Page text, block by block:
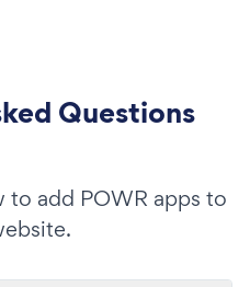
Questions
to add POWR apps to